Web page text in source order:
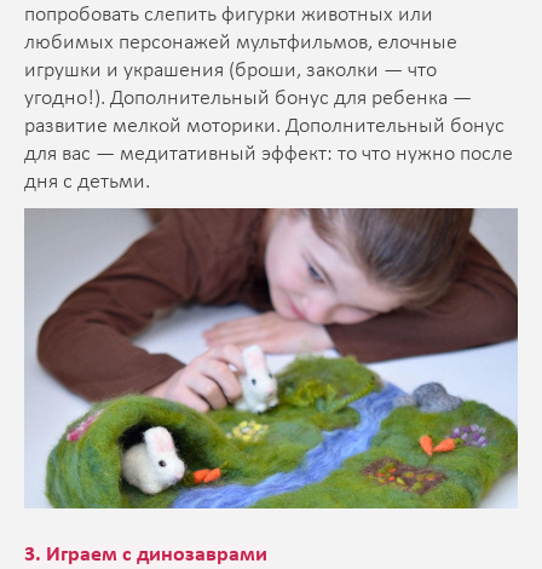
попробовать слепить фигурки животных или
любимых персонажей мультфильмов, елочные
игрушки и украшения (броши, заколки — что
угодно!). Дополнительный бонус для ребенка —
развитие мелкой моторики. Дополнительный бонус
для вас — медитативный эффект: то что нужно после
дня с детьми.
3. Играем с динозаврами